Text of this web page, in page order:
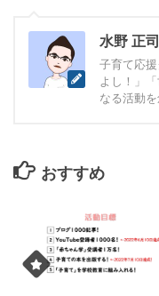
水野 正司
子育て応
よし！」
なる活動を
おすすめ